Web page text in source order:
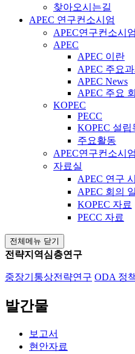
찾아오시는길
APEC 연구컨소시엄
APEC연구컨소시
APEC
APEC 이란
APEC 주요과
APEC News
APEC 주요
KOPEC
PECC
KOPEC 설립
주요활동
APEC연구컨소시
자료실
APEC 연구
APEC 회의
KOPEC 자료
PECC 자료
전체메뉴 닫기
전략지역심층연구
중장기통상전략연구 ODA 정
발간물
보고서
현안자료